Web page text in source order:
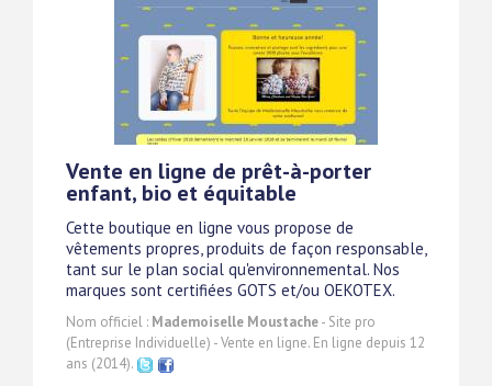
Vente en ligne de prêt-à-porter
enfant, bio et équitable
Cette boutique en ligne vous propose de
vêtements propres, produits de façon responsable,
tant sur le plan social qu'environnemental. Nos
marques sont certifiées GOTS et/ou OEKOTEX.
Nom officiel : Mademoiselle Moustache- Site pro
(Entreprise Individuelle) - Vente en ligne. En ligne depuis 12
ans (2014).